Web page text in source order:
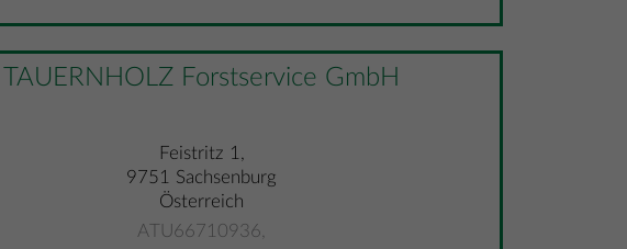
TAUERNHOLZ Forstservice GmbH
Feistritz 1,
9751 Sachsenburg
Österreich
ATU66710936,